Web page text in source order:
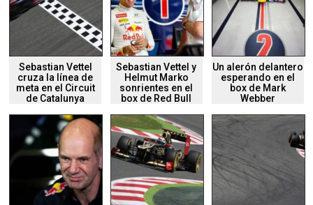
Sebastian Vettel
cruza la línea de
meta en el Circuit
de Catalunya
Sebastian Vettel y
Helmut Marko
sonrientes en el
box de Red Bull
Un alerón delantero
esperando en el
box de Mark
Webber